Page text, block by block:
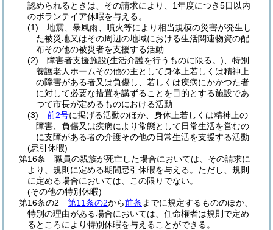
認められるときは、その請求により、1年度につき5日以内
のボランテイア休暇を与える。
(1)
地震、暴風雨、噴火等により相当規模の災害が発生し
た被災地又はその周辺の地域における生活関連物資の配
布その他の被災者を支援する活動
(2)
障害者支援施設(生活介護を行うものに限る。) 、特別
養護老人ホームその他の主として身体上若しくは精神上
の障害がある者又は負傷し、若しくは疾病にかかつた者
に対して必要な措置を講ずることを目的とする施設であ
つて市長が定めるものにおける活動
(3)
前2号に掲げる活動のほか、身体上若しくは精神上の
障害、負傷又は疾病により常態として日常生活を営むの
に支障がある者の介護その他の日常生活を支援する活動
(忌引休暇)
第16条
職員の親族が死亡した場合においては、その請求に
より、規則に定める期間忌引休暇を与える。 ただし、規則
に定める場合においては、この限りでない。
(その他の特別休暇)
第16条の2
第11条の2から前条 までに規定するもののほか、
特別の理由がある場合においては、任命権者は規則で定め
るところにより特別休暇を与えることができる。